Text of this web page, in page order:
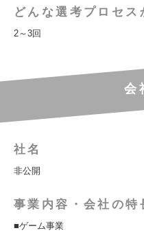
どんな選考プロセス
2～3回
会
社名
非公開
事業内容・会社の特
■ゲーム事業